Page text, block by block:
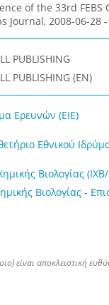
of the 33rd
Journal, 2008-06-28
PUBLISHING
PUBLISHING (EN)
Ερευνών (ΕΙΕ)
Εθνικού
Βιολογίας
Βιολογίας -
είναι αποκλειστική